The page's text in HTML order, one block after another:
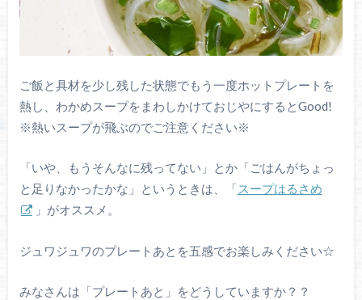
ご飯と具材を少し残した状態でもう一度ホットプレートを
熱し、わかめスープをまわしかけておじやにするとGood!
※熱いスープが飛ぶのでご注意ください※
「いや、もうそんなに残ってない」とか「ごはんがちょっ
と足りなかったかな」というときは、「スープはるさめ
」がオススメ。
ジュワジュワのプレートあとを五感でお楽しみください☆
みなさんは「プレートあと」をどうしていますか？？